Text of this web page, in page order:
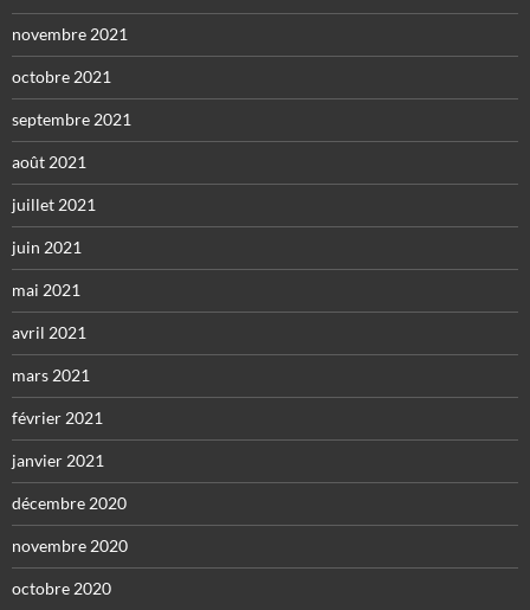
novembre 2021
octobre 2021
septembre 2021
août 2021
juillet 2021
juin 2021
mai 2021
avril 2021
mars 2021
février 2021
janvier 2021
décembre 2020
novembre 2020
octobre 2020